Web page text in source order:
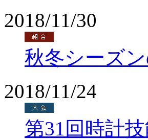
2018/11/30
秋冬シーズ
2018/11/24
第31回時計